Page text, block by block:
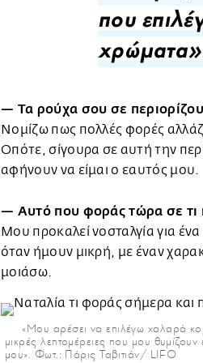
που
— Τα ρούχα σου σε
Νομίζω πως πολλές φορές
Οπότε, σίγουρα σε αυτή την
αφήνουν να είμαι ο εαυτός μου.
— Αυτό που φοράς τώρα σε τι
Μου προκαλεί νοσταλγία για
όταν ήμουν μικρή, με έναν
μοιάσω.
«Μου αρέσει να επιλέγω χαλαρά
μικρές λεπτομέρειες που μου
μου». Φωτ.: Πάρις Ταβιτιάν/ LIFO